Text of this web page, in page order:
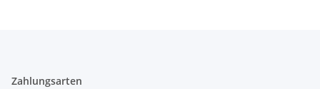
Zahlungsarten